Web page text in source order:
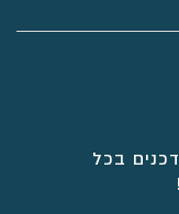
בכל